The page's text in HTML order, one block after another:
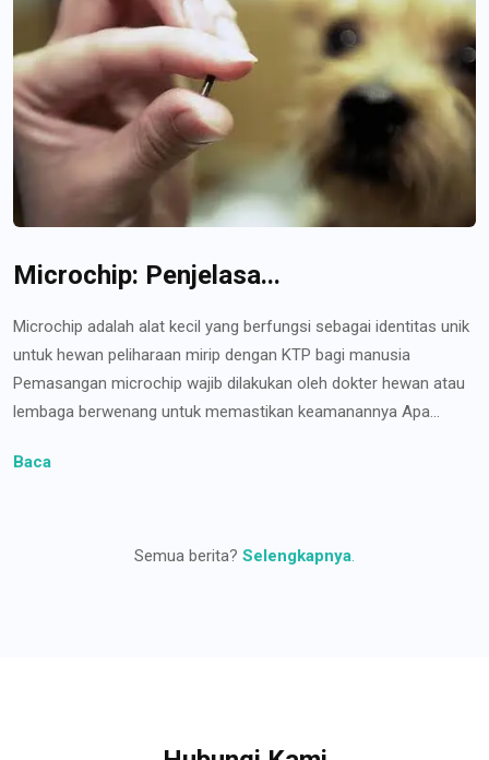
Microchip: Penjelasa...
Microchip adalah alat kecil yang berfungsi sebagai identitas unik
untuk hewan peliharaan mirip dengan KTP bagi manusia
Pemasangan microchip wajib dilakukan oleh dokter hewan atau
lembaga berwenang untuk memastikan keamanannya Apa...
Baca
Semua berita? Selengkapnya.